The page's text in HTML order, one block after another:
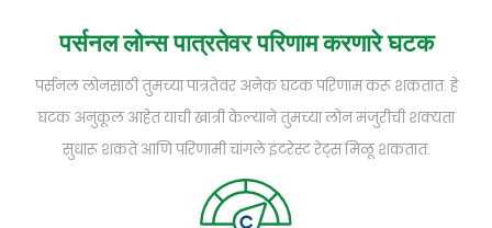
पर्सनल लोन्स पात्रतेवर परिणाम करणारे घटक
पर्सनल लोनसाठी तुमच्या पात्रतेवर अनेक घटक परिणाम करू शकतात. हे
घटक अनुकूल आहेत याची खात्री केल्याने तुमच्या लोन मंजुरीची शक्यता
सुधारू शकते आणि परिणामी चांगले इंटरेस्ट रेट्स मिळू शकतात: